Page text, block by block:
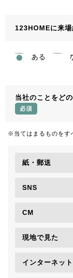
123HOMEに来
ある
当社のことをど
必須
※当てはまるものをす
紙・郵送
SNS
CM
現地で見た
インターネッ